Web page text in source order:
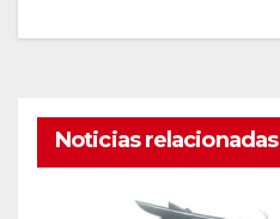
Noticias relacionadas